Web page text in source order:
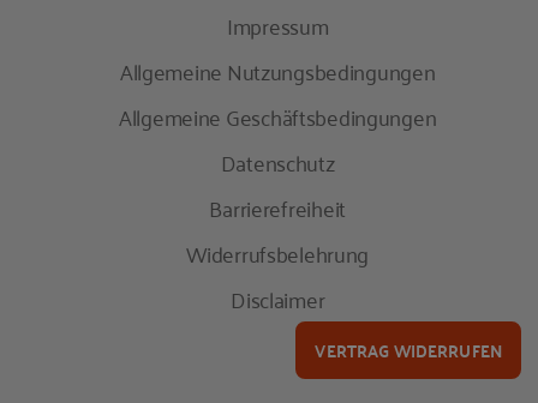
Impressum
Allgemeine Nutzungsbedingungen
Allgemeine Geschäftsbedingungen
Datenschutz
Barrierefreiheit
Widerrufsbelehrung
Disclaimer
VERTRAG WIDERRUFEN